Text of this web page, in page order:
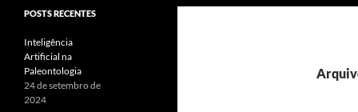
POSTS RECENTES
Inteligência
Artificial na
Paleontologia
24 de setembro de
2024